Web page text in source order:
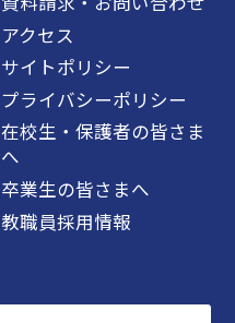
アクセス
サイトポリシー
プライバシーポリシー
在校生・保護者の皆さま
へ
卒業生の皆さまへ
教職員採用情報